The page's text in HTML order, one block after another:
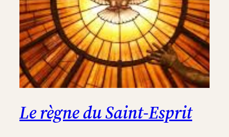
Le règne du Saint-Esprit